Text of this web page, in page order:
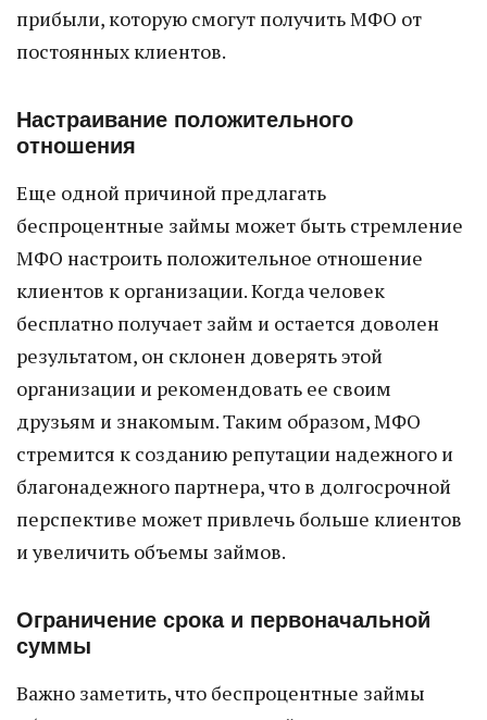
прибыли, которую смогут получить МФО от
постоянных клиентов.
Настраивание положительного
отношения
Еще одной причиной предлагать
беспроцентные займы может быть стремление
МФО настроить положительное отношение
клиентов к организации. Когда человек
бесплатно получает займ и остается доволен
результатом, он склонен доверять этой
организации и рекомендовать ее своим
друзьям и знакомым. Таким образом, МФО
стремится к созданию репутации надежного и
благонадежного партнера, что в долгосрочной
перспективе может привлечь больше клиентов
и увеличить объемы займов.
Ограничение срока и первоначальной
суммы
Важно заметить, что беспроцентные займы